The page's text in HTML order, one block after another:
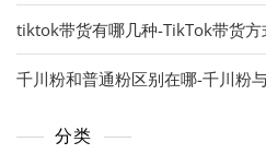
tiktok带货有哪几种-TikTok带货方
千川粉和普通粉区别在哪-千川粉
分类